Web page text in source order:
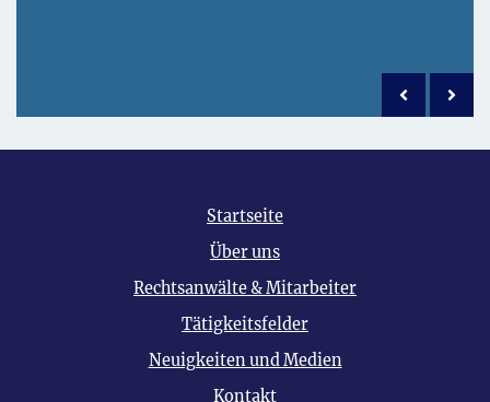
Previous
Next
Startseite
Über uns
Rechtsanwälte & Mitarbeiter
Tätigkeitsfelder
Neuigkeiten und Medien
Kontakt